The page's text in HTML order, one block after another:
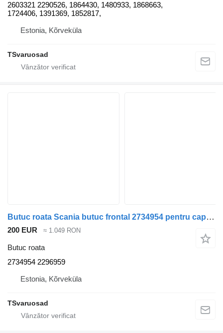
2603321 2290526, 1864430, 1480933, 1868663,
1724406, 1391369, 1852817,
Estonia, Kõrveküla
TSvaruosad
Butuc roata Scania butuc frontal 2734954 pentru cap tractor Scania R410
200 EUR ≈ 1.049 RON
Butuc roata
2734954 2296959
Estonia, Kõrveküla
TSvaruosad